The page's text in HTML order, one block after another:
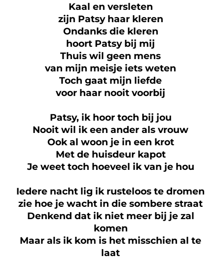
Kaal en versleten
zijn Patsy haar kleren
Ondanks die kleren
hoort Patsy bij mij
Thuis wil geen mens
van mijn meisje iets weten
Toch gaat mijn liefde
voor haar nooit voorbij
Patsy, ik hoor toch bij jou
Nooit wil ik een ander als vrouw
Ook al woon je in een krot
Met de huisdeur kapot
Je weet toch hoeveel ik van je hou
Iedere nacht lig ik rusteloos te dromen
zie hoe je wacht in die sombere straat
Denkend dat ik niet meer bij je zal
komen
Maar als ik kom is het misschien al te
laat